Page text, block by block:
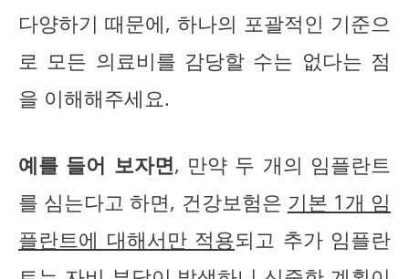
다양하기 때문에, 하나의 포괄적인 기준으
로 모든 의료비를 감당할 수는 없다는 점
을 이해해주세요.
예를 들어 보자면, 만약 두 개의 임플란트
를 심는다고 하면, 건강보험은 기본 1개 임
플란트에 대해서만 적용되고 추가 임플란